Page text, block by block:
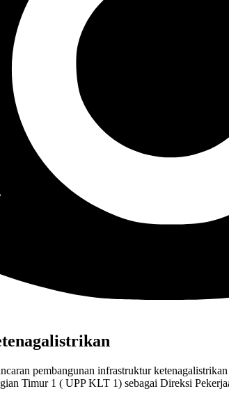
pembangunan infrastruktur
Timur 1 ( UPP KLT 1) sebagai Direksi